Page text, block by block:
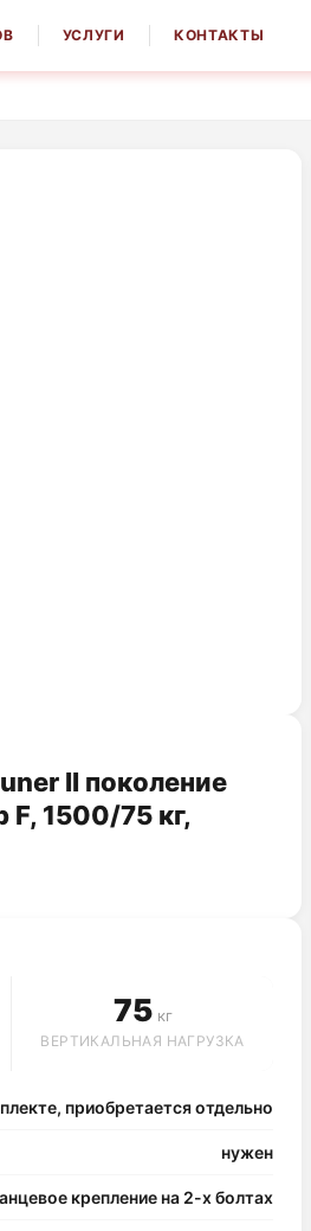
УСЛУГИ КОНТАКТЫ
II поколение
1500/75 кг,
75кг
ВЕРТИКАЛЬНАЯ НАГРУЗКА
приобретается отдельно
нужен
крепление на 2-х болтах